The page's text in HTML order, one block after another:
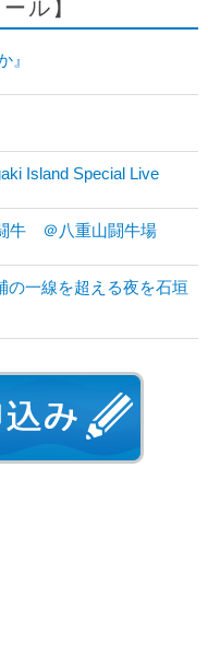
ル】
』
Island Special Live
牛 ＠八重山闘牛場
の一線を超える夜を石垣